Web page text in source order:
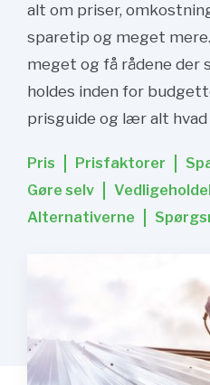
alt om priser,
sparetip og meget
meget og få rådene der
holdes inden for
prisguide og lær alt hvad
Pris Prisfaktorer
Gøre selv
Alternativerne